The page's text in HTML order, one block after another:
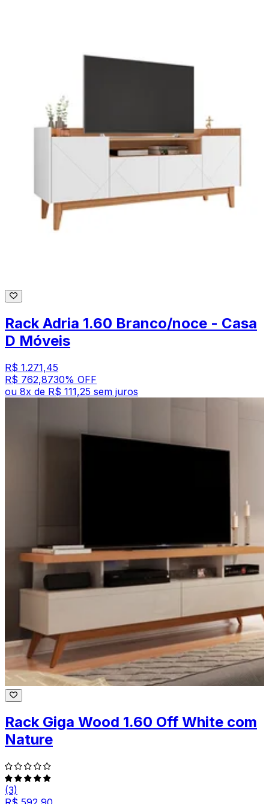
Rack Adria 1.60 Branco/noce - Casa
D Móveis
R$ 1.271,45
R$ 762,8730% OFF
ou 8x de R$ 111,25 sem juros
Rack Giga Wood 1.60 Off White com
Nature
(3)